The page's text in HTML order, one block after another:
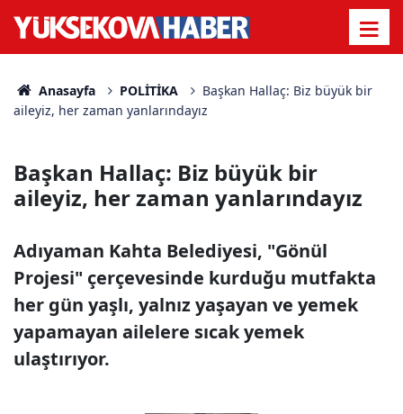
Anasayfa POLİTİKA
Başkan Hallaç: Biz büyük bir
aileyiz, her zaman yanlarındayız
Başkan Hallaç: Biz büyük bir
aileyiz, her zaman yanlarındayız
Adıyaman Kahta Belediyesi, "Gönül
Projesi" çerçevesinde kurduğu mutfakta
her gün yaşlı, yalnız yaşayan ve yemek
yapamayan ailelere sıcak yemek
ulaştırıyor.